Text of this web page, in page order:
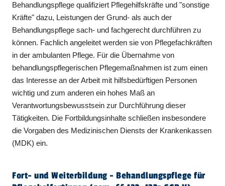
Behandlungspflege qualifiziert Pflegehilfskräfte und "sonstige
Kräfte" dazu, Leistungen der Grund- als auch der
Behandlungspflege sach- und fachgerecht durchführen zu
können. Fachlich angeleitet werden sie von Pflegefachkräften
in der ambulanten Pflege. Für die Übernahme von
behandlungspflegerischen Pflegemaßnahmen ist zum einen
das Interesse an der Arbeit mit hilfsbedürftigen Personen
wichtig und zum anderen ein hohes Maß an
Verantwortungsbewusstsein zur Durchführung dieser
Tätigkeiten. Die Fortbildungsinhalte schließen insbesondere
die Vorgaben des Medizinischen Diensts der Krankenkassen
(MDK) ein.
Fort- und Weiterbildung - Behandlungspflege für